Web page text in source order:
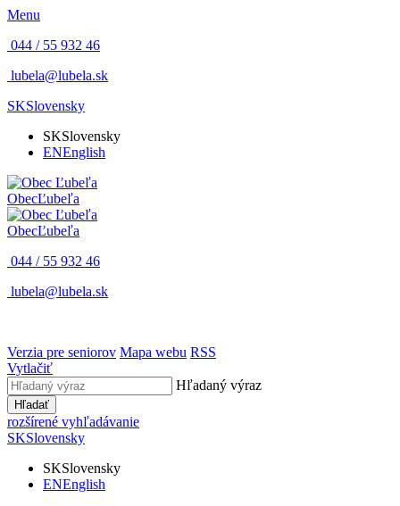
Menu
044 / 55 932 46
lubela@lubela.sk
SKSlovensky
SKSlovensky
ENEnglish
ObecĽubeľa
ObecĽubeľa
044 / 55 932 46
lubela@lubela.sk
Verzia pre seniorov Mapa webu RSS
Vytlačiť
Hľadaný výraz
Hľadať
rozšírené vyhľadávanie
SKSlovensky
SKSlovensky
ENEnglish